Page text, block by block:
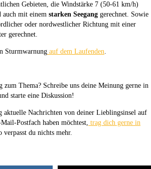
Gebieten, die Windstärke 7 (50-61 km/h)
auch mit einem starken Seegang gerechnet. Sowie
oder nordwestlicher Richtung mit einer
gerechnet.
Sturmwarnung auf dem Laufenden.
zum Thema? Schreibe uns deine Meinung gerne in
starte eine Diskussion!
aktuelle Nachrichten von deiner Lieblingsinsel auf
Postfach haben möchtest, trag dich gerne in
verpasst du nichts mehr.